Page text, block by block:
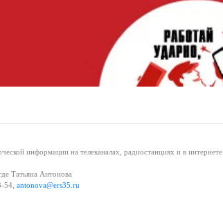
информации на телеканалах, радиостанциях и в интернете.
Татьяна Антонова
54, antonova@ers35.ru